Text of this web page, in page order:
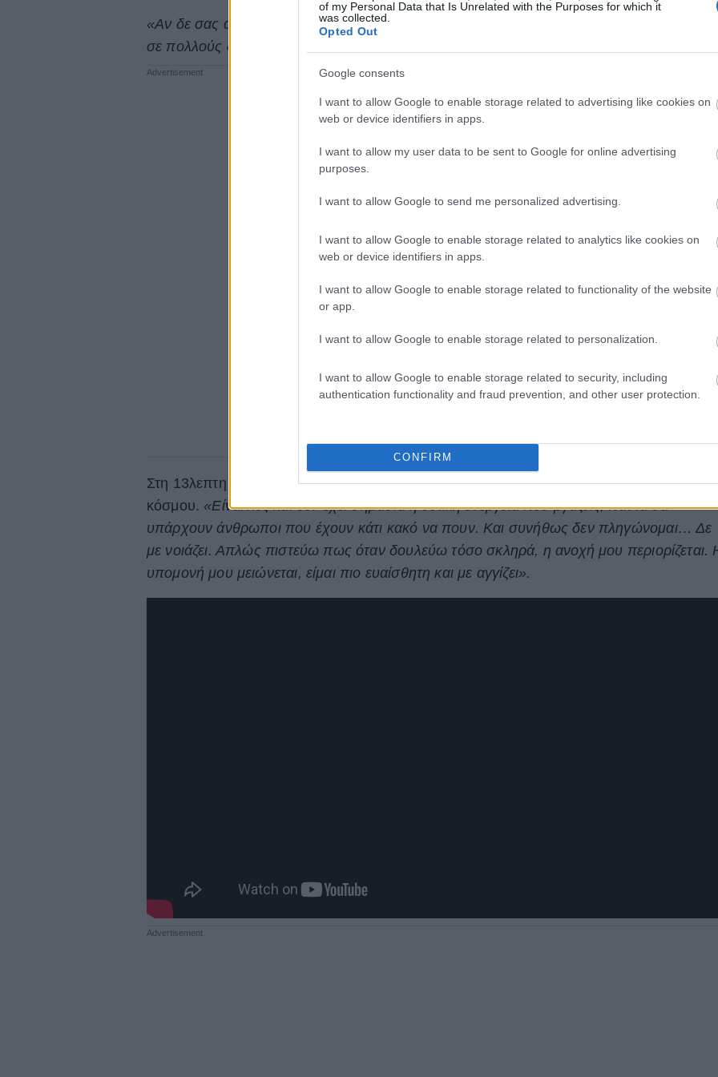
of my Personal Data that Is Unrelated with the Purposes for which it
was collected.
Opted Out
Google consents
I want to allow Google to enable storage related to advertising like cookies on
web or device identifiers in apps.
I want to allow my user data to be sent to Google for online advertising
purposes.
I want to allow Google to send me personalized advertising.
I want to allow Google to enable storage related to analytics like cookies on
web or device identifiers in apps.
I want to allow Google to enable storage related to functionality of the website
or app.
I want to allow Google to enable storage related to personalization.
I want to allow Google to enable storage related to security, including
authentication functionality and fraud prevention, and other user protection.
CONFIRM
«Αν δε σας αρέσει η μουσική μου, μια χαρά. Αν δε σας αρέσει το “Rumors”, εντάξει.
σε πολλούς δεν αρέσω εξαιτίας της εμφάνισής μου».
Στη 13λεπτη live μετάδοσή της, είπε ότι δεν αισθάνεται την αποδοχή και την εκτίμηση
κόσμου. «Είναι λες και δεν έχει σημασία η θετική ενέργεια που βγάζεις, πάντα θα
υπάρχουν άνθρωποι που έχουν κάτι κακό να πουν. Και συνήθως δεν πληγώνομαι… Δε
με νοιάζει. Απλώς πιστεύω πως όταν δουλεύω τόσο σκληρά, η ανοχή μου περιορίζεται.
υπομονή μου μειώνεται, είμαι πιο ευαίσθητη και με αγγίζει».